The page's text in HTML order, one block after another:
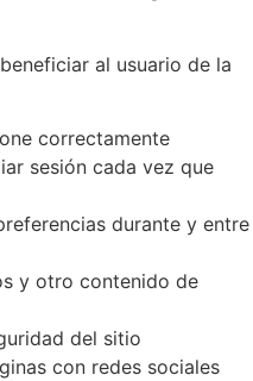
al usuario de la
correctamente
sesión cada vez que
durante y entre
y otro contenido de
del sitio
con redes sociales